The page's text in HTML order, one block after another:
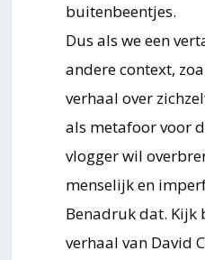
buitenbeentjes.
Dus als we een
andere context,
verhaal over
als metafoor voor
vlogger wil
menselijk en
Benadruk dat. Kijk
verhaal van David